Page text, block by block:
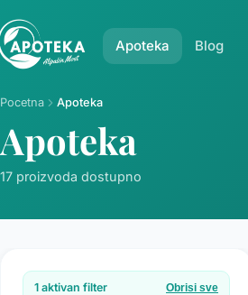
Apoteka Blog
Pocetna Apoteka
Apoteka
17 proizvoda dostupno
1 aktivan filter Obrisi sve